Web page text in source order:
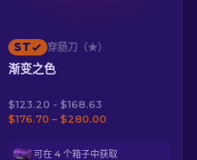
ST 穿肠刀（★）
渐变之色
$123.20 - $168.63
$176.70 – $280.00
可在 4 个箱子中获取